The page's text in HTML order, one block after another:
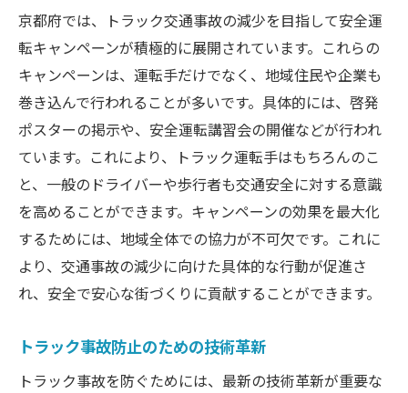
トラック運転手教育の最新トレンド
予防的メンテナンスの重要性と効果
事故対策における最新技術の応用
地域住民向け安全啓発活動の実施
京都府でトラック事故のリスクを軽減する方法
運転手の安全意識向上を目指す
トラック事故リスク軽減の具体例
京都府での安全運転指導の実際
事故防止に役立つ最新ツールの紹介
地域による事故予防策の共有
京都府では、トラック交通事故の減少を目指して安全運
転キャンペーンが積極的に展開されています。これらの
キャンペーンは、運転手だけでなく、地域住民や企業も
巻き込んで行われることが多いです。具体的には、啓発
ポスターの掲示や、安全運転講習会の開催などが行われ
ています。これにより、トラック運転手はもちろんのこ
と、一般のドライバーや歩行者も交通安全に対する意識
を高めることができます。キャンペーンの効果を最大化
するためには、地域全体での協力が不可欠です。これに
より、交通事故の減少に向けた具体的な行動が促進さ
れ、安全で安心な街づくりに貢献することができます。
トラック事故防止のための技術革新
トラック事故を防ぐためには、最新の技術革新が重要な